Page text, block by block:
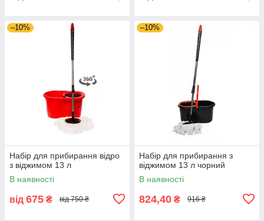
–10%
Набір для прибирання відро
з віджимом 13 л
В наявності
від 675 ₴ від 750 ₴
–10%
Набір для прибирання з
віджимом 13 л чорний
В наявності
824,40 ₴ 916 ₴